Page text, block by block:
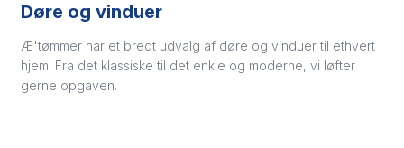
Døre og vinduer
Æ'tømmer har et bredt udvalg af døre og vinduer til ethvert
hjem. Fra det klassiske til det enkle og moderne, vi løfter
gerne opgaven.